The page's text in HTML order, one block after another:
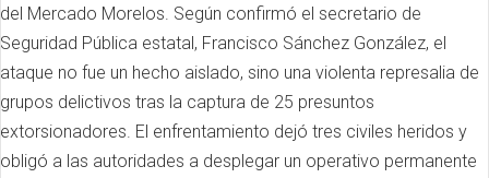
del Mercado Morelos. Según confirmó el secretario de
Seguridad Pública estatal, Francisco Sánchez González, el
ataque no fue un hecho aislado, sino una violenta represalia de
grupos delictivos tras la captura de 25 presuntos
extorsionadores. El enfrentamiento dejó tres civiles heridos y
obligó a las autoridades a desplegar un operativo permanente